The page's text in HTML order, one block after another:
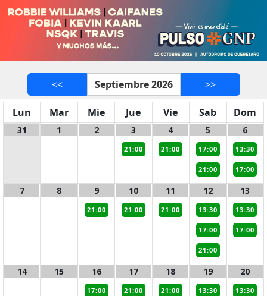
<< Septiembre 2026 >>
Lun Mar Mie Jue Vie Sab Dom
31 1 2 3
21:00
4
21:00
5
17:00
21:00
6
13:30
17:00
7 8 9
21:00
10
21:00
11
21:00
12
13:30
17:00
21:00
13
13:30
17:00
14 15 16
17:00
17
21:00
18
21:00
19
13:30
20
13:30